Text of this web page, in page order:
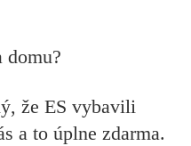
domu?
že ES vybavili
a to úplne zdarma.